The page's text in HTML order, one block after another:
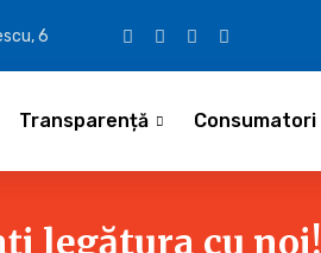
6
Transparență Consumatori
legătura cu noi!